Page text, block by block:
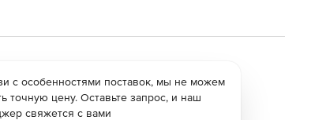
с особенностями поставок, мы не можем
точную цену. Оставьте запрос, и наш
свяжется с вами